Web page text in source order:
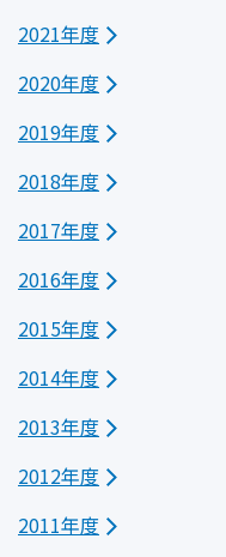
2021年度
2020年度
2019年度
2018年度
2017年度
2016年度
2015年度
2014年度
2013年度
2012年度
2011年度